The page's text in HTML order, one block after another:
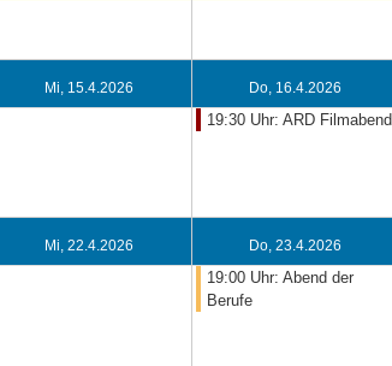
Mi, 15.4.2026 Do, 16.4.2026
19:30 Uhr: ARD Filmabend
Mi, 22.4.2026 Do, 23.4.2026
19:00 Uhr: Abend der
Berufe